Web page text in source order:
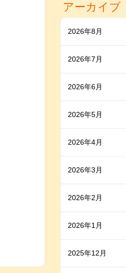
アーカイブ
2026年8月
2026年7月
2026年6月
2026年5月
2026年4月
2026年3月
2026年2月
2026年1月
2025年12月